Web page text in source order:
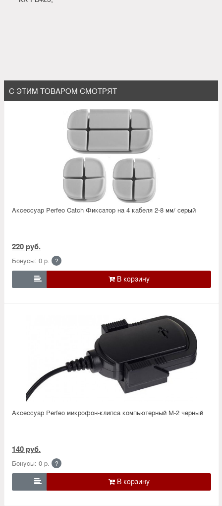
С ЭТИМ ТОВАРОМ СМОТРЯТ
Аксессуар Perfeo Catch Фиксатор на 4 кабеля 2-8 мм/ серый
220 руб.
Бонусы: 0 р. ?

Аксессуар Perfeo микрофон-клипса компьютерный M-2 черный
140 руб.
Бонусы: 0 р. ?
